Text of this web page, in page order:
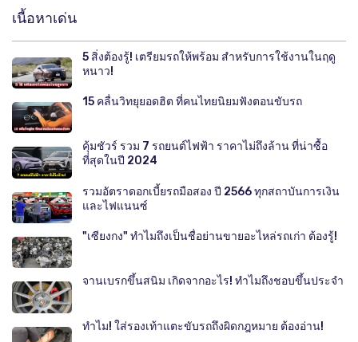
เนื้อหาเด่น
5 สิ่งต้องรู้! เตรียมรถให้พร้อม สำหรับการใช้งานในฤดู
หนาว!
15 คลื่นวิทยุยอดฮิต ที่คนไทยนิยมฟังตอนขับรถ
คุ้มชัวร์ รวม 7 รถยนต์ไฟฟ้า ราคาไม่ถึงล้าน ที่น่าซื้อ
ที่สุดในปี 2024
รวมอัตราดอกเบี้ยรถมือสอง ปี 2566 ทุกสถาบันการเงิน
และไฟแนนซ์
"เซียงกง" ทำไมถึงเป็นชื่อย่านขายอะไหล่รถเก่า ต้องรู้!
จานเบรกขึ้นสนิม เกิดจากอะไร! ทำไมถึงชอบขึ้นประจำ
ทำไม! ใส่รองเท้าแตะขับรถถึงผิดกฎหมาย ต้องอ่าน!